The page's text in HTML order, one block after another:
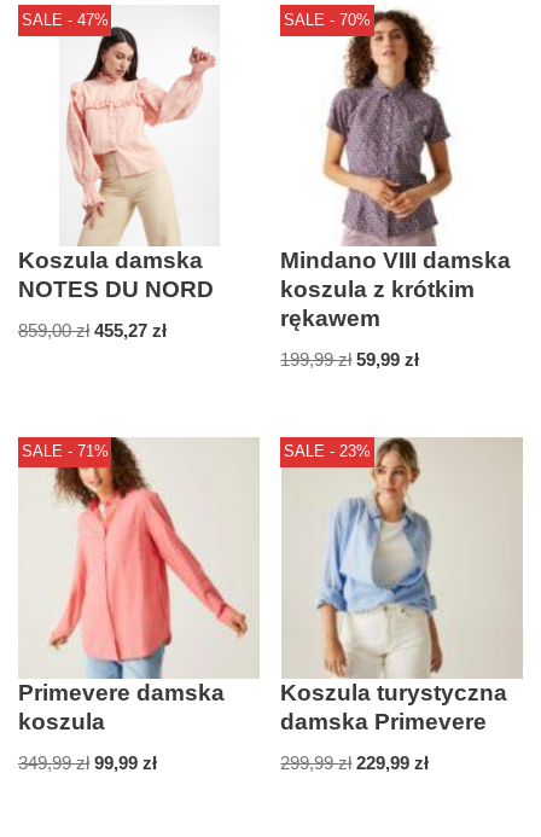
SALE - 47%
Koszula damska
NOTES DU NORD
859,00zł 455,27 zł
SALE - 70%
Mindano VIII damska
koszula z krótkim
rękawem
199,99zł 59,99zł
SALE - 71%
Primevere damska
koszula
349,99zł 99,99 zł
SALE - 23%
Koszula turystyczna
damska Primevere
299,99zł 229,99zł